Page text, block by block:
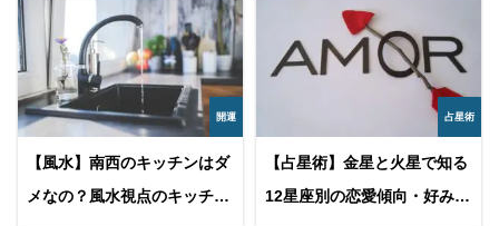
開運
【風水】南西のキッチンはダ
メなの？風水視点のキッチン
占星術
【占星術】金星と火星で知る
12星座別の恋愛傾向・好みの